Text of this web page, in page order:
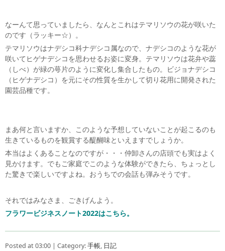
なーんて思っていましたら、なんとこれはテマリソウの花が咲いた
のです（ラッキー☆）。
テマリソウはナデシコ科ナデシコ属なので、ナデシコのような花が
咲いてヒゲナデシコを思わせるお姿に変身。テマリソウは花弁や蕊
（しべ）が緑の萼片のように変化し集合したもの。ビジョナデシコ
（ヒゲナデシコ）を元にその性質を生かして切り花用に開発された
園芸品種です。
まあ何と言いますか、このような予想していないことが起こるのも
生きているものを観賞する醍醐味といえますでしょうか。
本当はよくあることなのですが・・・仲卸さんの店頭でも実はよく
見かけます。でもご家庭でこのような体験ができたら、ちょっとし
た驚きで楽しいですよね。おうちでの会話も弾みそうです。
それではみなさま、ごきげんよう。
フラワービジネスノート2022はこちら。
Posted at 03:00 | Category:手帳, 日記